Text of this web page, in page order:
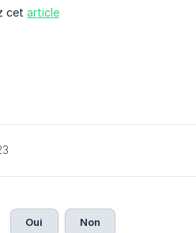
cet article
Oui Non